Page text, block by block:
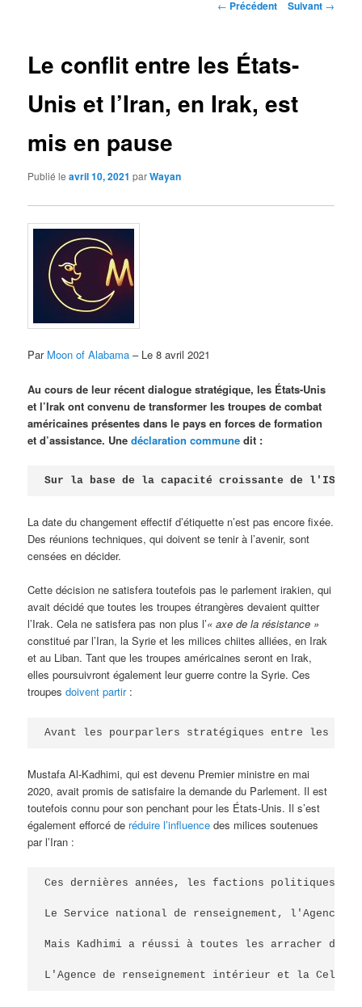
Navigation
← Précédent Suivant →
Le conflit entre les États-
Unis et l’Iran, en Irak, est
mis en pause
Publié leavril 10, 2021 parWayan
Par Moon of Alabama – Le 8 avril 2021
Au cours de leur récent dialogue stratégique, les États-Unis
et l’Irak ont convenu de transformer les troupes de combat
américaines présentes dans le pays en forces de formation
et d’assistance. Unedéclaration commune dit :
Sur la base de la capacité croissante de l'ISF
La date du changement effectif d’étiquette n’est pas encore fixée.
Des réunions techniques, qui doivent se tenir à l’avenir, sont
censées en décider.
Cette décision ne satisfera toutefois pas le parlement irakien, qui
avait décidé que toutes les troupes étrangères devaient quitter
l’Irak. Cela ne satisfera pas non plus l’« axe de la résistance »
constitué par l’Iran, la Syrie et les milices chiites alliées, en Irak
et au Liban. Tant que les troupes américaines seront en Irak,
elles poursuivront également leur guerre contre la Syrie. Ces
troupesdoivent partir:
Avant les pourparlers stratégiques entre les
Mustafa Al-Kadhimi, qui est devenu Premier ministre en mai
2020, avait promis de satisfaire la demande du Parlement. Il est
toutefois connu pour son penchant pour les États-Unis. Il s’est
également efforcé de réduire l’influence des milices soutenues
par l’Iran :
Ces dernières années, les factions politiques
Le Service national de renseignement,
Mais Kadhimi a réussi à toutes les arracher des
L'Agence de renseignement intérieur et la